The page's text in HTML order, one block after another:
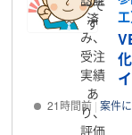
ーで
す
21時間前 案件
済
み、
受注
実績
あ
り、
評価